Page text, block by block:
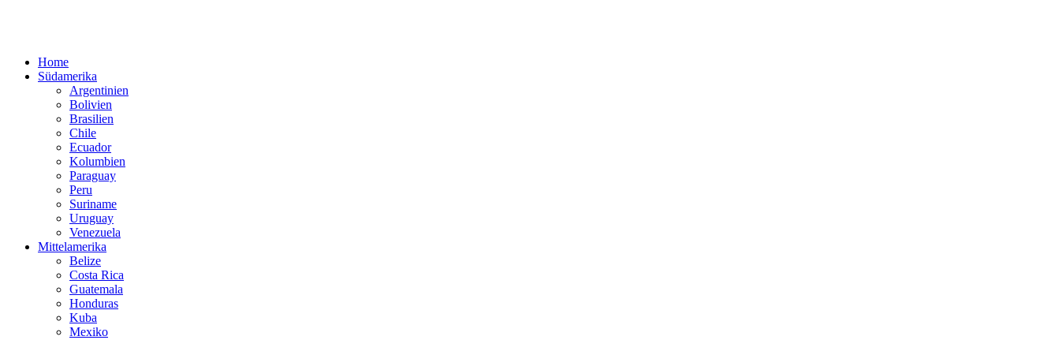
Home
Südamerika
Argentinien
Bolivien
Brasilien
Chile
Ecuador
Kolumbien
Paraguay
Peru
Suriname
Uruguay
Venezuela
Mittelamerika
Belize
Costa Rica
Guatemala
Honduras
Kuba
Mexiko